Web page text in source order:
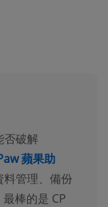
否破解
蘋果助
料管理、備份
棒的是 CP